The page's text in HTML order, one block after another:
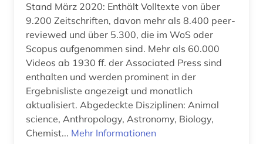
brauchtum (1)
braunschweig (1)
brief (1)
briefsammlung (2)
britische geschichte (1)
buchwissenschaft (1)
Schweden (31)
Schweiz (2)
Serbien (3)
Skandinavien (3)
Slowakei (1)
Slowenien (2)
Stand März 2020: Enthält Volltexte von über
9.200 Zeitschriften, davon mehr als 8.400 peer-
reviewed und über 5.300, die im WoS oder
Scopus aufgenommen sind. Mehr als 60.000
Videos ab 1930 ff. der Associated Press sind
enthalten und werden prominent in der
Ergebnisliste angezeigt und monatlich
aktualisiert. Abgedeckte Disziplinen: Animal
science, Anthropology, Astronomy, Biology,
Chemist... Mehr Informationen